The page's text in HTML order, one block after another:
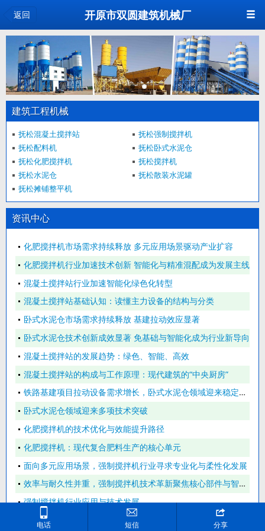
返回 开原市双圆建筑机械厂
建筑工程机械
抚松混凝土搅拌站
抚松强制搅拌机
抚松配料机
抚松卧式水泥仓
抚松化肥搅拌机
抚松搅拌机
抚松水泥仓
抚松散装水泥罐
抚松摊铺整平机
资讯中心
化肥搅拌机市场需求持续释放 多元应用场景驱动产业扩容
化肥搅拌机行业加速技术创新 智能化与精准混配成为发展主线
混凝土搅拌站行业加速智能化绿色化转型
混凝土搅拌站基础认知：读懂主力设备的结构与分类
卧式水泥仓市场需求持续释放 基建拉动效应显著
卧式水泥仓技术创新成效显著 免基础与智能化成为行业新导向
混凝土搅拌站的发展趋势：绿色、智能、高效
混凝土搅拌站的构成与工作原理：现代建筑的“中央厨房”
铁路基建项目拉动设备需求增长，卧式水泥仓领域迎来稳定的订单释放
卧式水泥仓领域迎来多项技术突破
化肥搅拌机的技术优化与效能提升路径
化肥搅拌机：现代复合肥料生产的核心单元
面向多元应用场景，强制搅拌机行业寻求专业化与柔性化发展
效率与耐久性并重，强制搅拌机技术革新聚焦核心部件与智能控制
强制搅拌机行业应用与技术发展

电话

短信

分享